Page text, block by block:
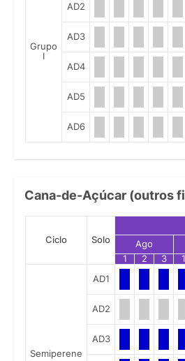
Grupo
I
AD2
AD3
AD4
AD5
AD6
Cana-de-Açúcar (outros
Ciclo Solo Ago
1
2 3 1
Semiperene
AD1
AD2
AD3